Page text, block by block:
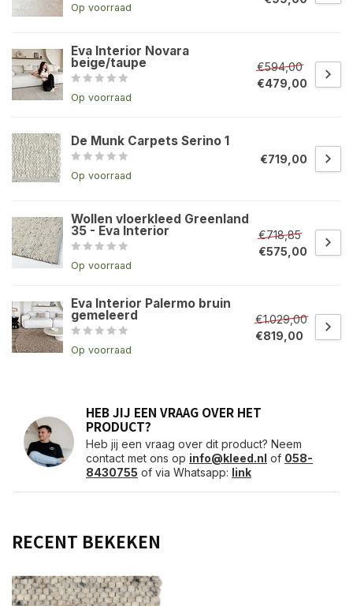
Op voorraad
Eva Interior Novara
beige/taupe
Op voorraad
€594,00
€479,00
De Munk Carpets Serino 1
Op voorraad
€719,00
Wollen vloerkleed Greenland
35 - Eva Interior
Op voorraad
€718,85
€575,00
Eva Interior Palermo bruin
gemeleerd
Op voorraad
€1.029,00
€819,00
HEB JIJ EEN VRAAG OVER HET
PRODUCT?
Heb jij een vraag over dit product? Neem
contact met ons op info@kleed.nl of 058-
8430755 of via Whatsapp: link
RECENT BEKEKEN